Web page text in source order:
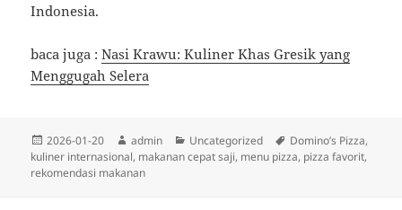
Indonesia.
baca juga :Nasi Krawu: Kuliner Khas Gresik yang
Menggugah Selera
Diposkan
pada
2026-01-20 Penulis
admin Kategori
Uncategorized Tag
Domino’s Pizza,
kuliner internasional, makanan cepat saji, menu pizza, pizza favorit,
rekomendasi makanan